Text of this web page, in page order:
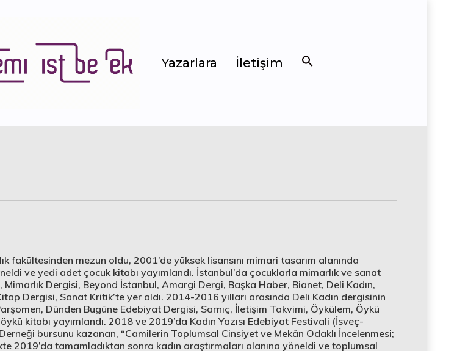
Yazarlara İletişim
fakültesinden mezun oldu, 2001’de yüksek lisansını mimari tasarım alanında
ve yedi adet çocuk kitabı yayımlandı. İstanbul’da çocuklarla mimarlık ve sanat
Dergisi, Beyond İstanbul, Amargi Dergi, Başka Haber, Bianet, Deli Kadın,
Dergisi, Sanat Kritik’te yer aldı. 2014-2016 yılları arasında Deli Kadın dergisinin
Dünden Bugüne Edebiyat Dergisi, Sarnıç, İletişim Takvimi, Öykülem, Öykü
kitabı yayımlandı. 2018 ve 2019’da Kadın Yazısı Edebiyat Festivali (İsveç-
bursunu kazanan, “Camilerin Toplumsal Cinsiyet ve Mekân Odaklı İncelenmesi;
2019’da tamamladıktan sonra kadın araştırmaları alanına yöneldi ve toplumsal